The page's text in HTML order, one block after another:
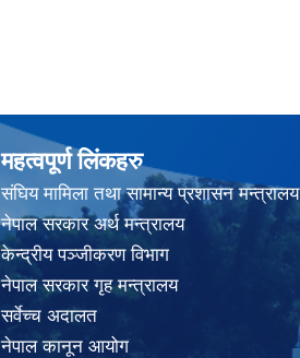
महत्वपूर्ण लिंकहरु
संघिय मामिला तथा सामान्य प्रशासन मन्त्रालय
नेपाल सरकार अर्थ मन्त्रालय
केन्द्रीय पञ्जीकरण विभाग
नेपाल सरकार गृह मन्त्रालय
सर्वेच्च अदालत
नेपाल कानून आयोग